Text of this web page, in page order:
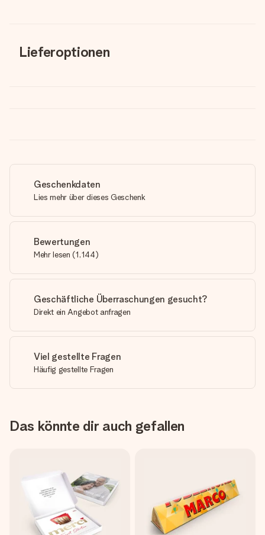
Lieferoptionen
Geschenkdaten
Lies mehr über dieses Geschenk
Bewertungen
Mehr lesen (1,144)
Geschäftliche Überraschungen gesucht?
Direkt ein Angebot anfragen
Viel gestellte Fragen
Häufig gestellte Fragen
Das könnte dir auch gefallen